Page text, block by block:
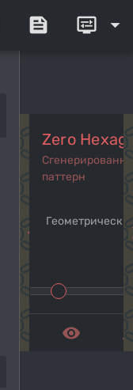
feed display_settings arrow_drop_down
navigate_before
Zero
паттерн
remove_red_eye